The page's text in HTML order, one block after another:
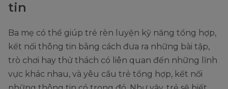
tin
Ba mẹ có thể giúp trẻ rèn luyện kỹ năng tổng hợp,
kết nối thông tin bằng cách đưa ra những bài tập,
trò chơi hay thử thách có liên quan đến những lĩnh
vực khác nhau, và yêu cầu trẻ tổng hợp, kết nối